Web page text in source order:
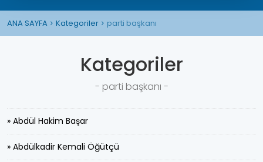
ANA SAYFA Kategoriler parti başkanı
Kategoriler
- parti başkanı -
» Abdül Hakim Başar
» Abdülkadir Kemali Öğütçü